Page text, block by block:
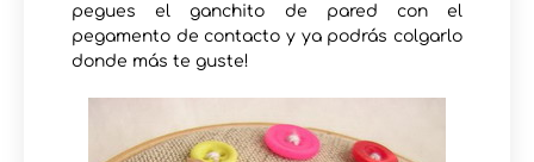
pegues el ganchito de pared con el
pegamento de contacto y ya podrás colgarlo
donde más te guste!